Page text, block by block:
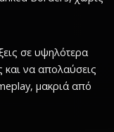
σε υψηλότερα
και να απολαύσεις
μακριά από